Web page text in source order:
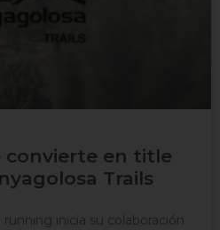
convierte en title
Trails
inicia su colaboración